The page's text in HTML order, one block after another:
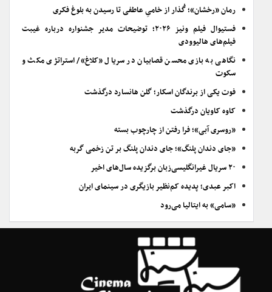
رمان «رخشان»؛ گُذار از خامیِ عاطفی تا رسیدن به بلوغ فکری
فستیوال فیلم ونیز ۲۰۲۶؛ توضیحات مدیر جشنواره درباره غیبت
فیلم‌های هالیوودی
نگاهی به بازی محسن قصابیان در سریال «کلاغ»/ استراتژی مکث و
سکوت
فوت یکی از برندگان اسکار؛ گلن هانسارد درگذشت
کاوه کاویان درگذشت
«روسری آبی»؛ فرا رفتن از چارچوب بسته
«جای دندان پلنگ»؛ جای دندان پلنگ بر تن زخمی گربه
۲۰ سریال غیرانگلیسی‌زبان برگزیده سال‌های اخیر
اکبر عبدی؛ پدیده کم‌نظیر بازیگری در سینمای ایران
«سامی» به ایتالیا می‌رود